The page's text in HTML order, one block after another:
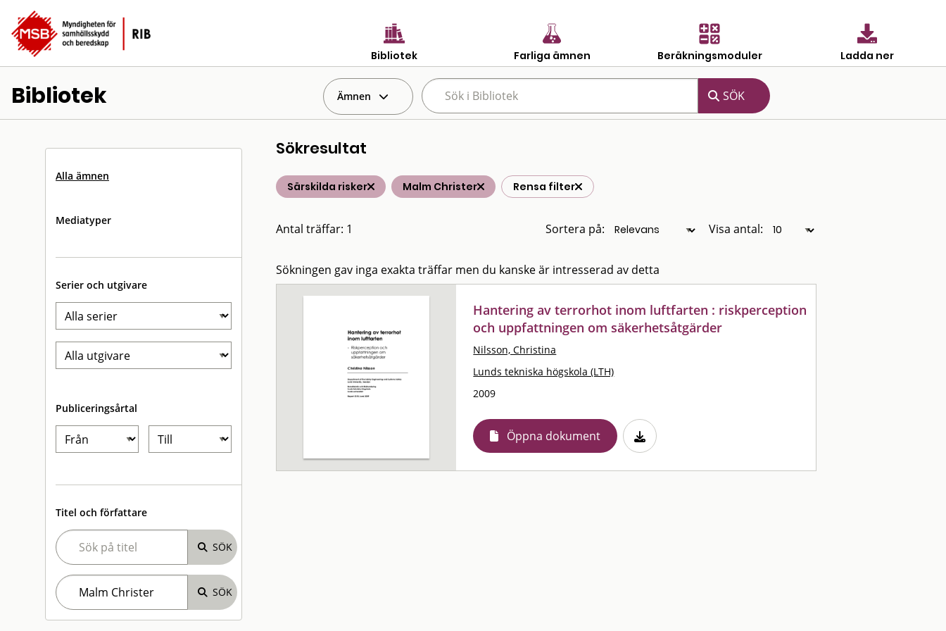
Bibliotek Farliga ämnen Beräkningsmoduler Ladda ner
Bibliotek Ämnen
Alla ämnen
Mediatyper
Serier och utgivare
Publiceringsårtal
Titel och författare
Sökresultat
Särskilda risker Malm Christer Rensa filter
Antal träffar: 1 Sortera på: Visa antal:
Sökningen gav inga exakta träffar men du kanske är intresserad av detta
Hantering av terrorhot inom luftfarten : riskperception
och uppfattningen om säkerhetsåtgärder
Nilsson, Christina
Lunds tekniska högskola (LTH)
2009
Öppna dokument